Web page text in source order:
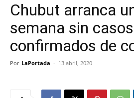
Chubut arranca
semana sin casos
confirmados de
Por LaPortada - 13 abril, 2020